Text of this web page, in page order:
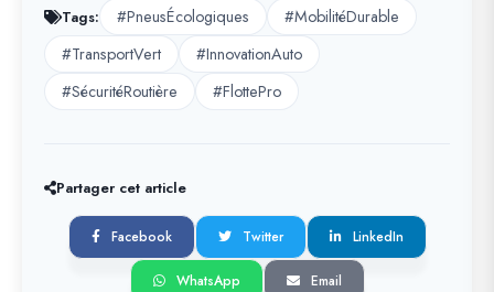
Tags: #PneusÉcologiques
#MobilitéDurable
#TransportVert
#InnovationAuto
#SécuritéRoutière
#FlottePro
Partager cet article
Facebook Twitter LinkedIn
WhatsApp Email